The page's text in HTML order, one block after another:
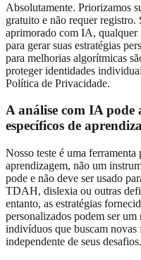
Absolutamente. Priorizamos
gratuito e não requer
aprimorado com IA, qualquer
para gerar suas estratégias
para melhorias algorítmicas
proteger identidades
Política de Privacidade.
Aanálise com IA pode
específicos de
Nosso teste é uma ferramenta
aprendizagem, não um
pode e não deve ser usado
TDAH, dislexia ou outras
entanto, as estratégias
personalizados podem ser
indivíduos que buscam novas
independente de seus desafios.